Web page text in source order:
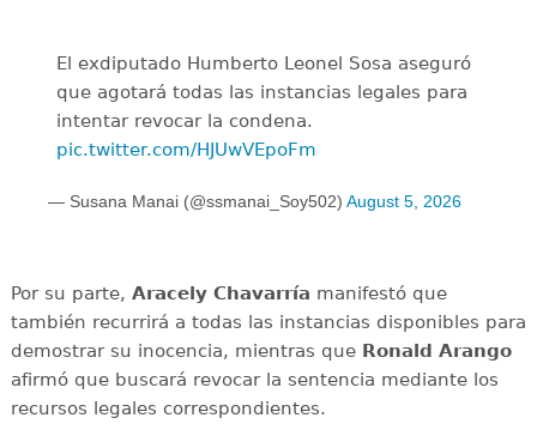
El exdiputado Humberto Leonel Sosa aseguró
que agotará todas las instancias legales para
intentar revocar la condena.
pic.twitter.com/HJUwVEpoFm
— Susana Manai (@ssmanai_Soy502) August 5, 2026
Por su parte, Aracely Chavarría manifestó que
también recurrirá a todas las instancias disponibles para
demostrar su inocencia, mientras que Ronald Arango
afirmó que buscará revocar la sentencia mediante los
recursos legales correspondientes.